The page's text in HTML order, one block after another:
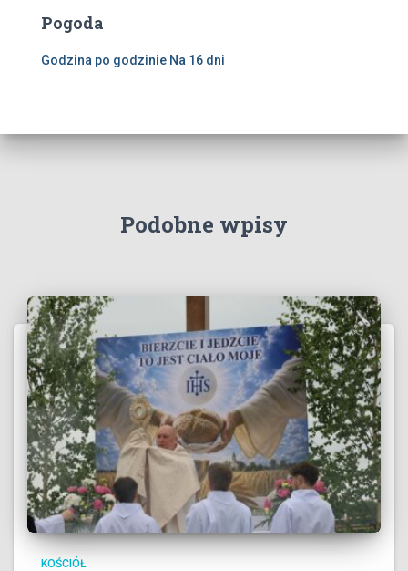
Pogoda
Godzina po godzinie Na 16 dni
Podobne wpisy
KOŚCIÓŁ